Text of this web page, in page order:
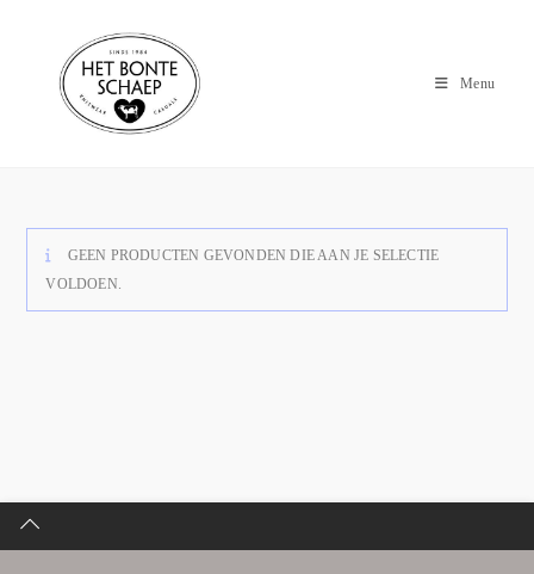
Menu
GEEN PRODUCTEN GEVONDEN DIE AAN JE SELECTIE
VOLDOEN.